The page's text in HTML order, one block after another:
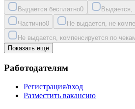
Выдается бесплатно0 Выдается,
Частично0 Не выдается, не
Не выдается, компенсируется по
Показать ещё
Работодателям
Регистрация/вход
Разместить вакансию